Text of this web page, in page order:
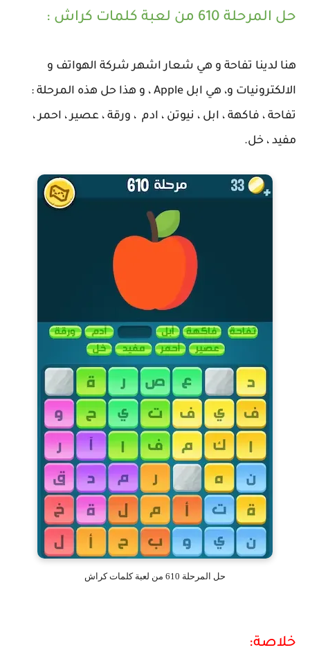
حل المرحلة 610 من لعبة كلمات كراش :
هنا لدينا تفاحة و هي شعار اشهر شركة الهواتف و
الالكترونيات و، هي ابل Apple ، و هذا حل هذه المرحلة :
تفاحة ، فاكهة ، ابل ، نيوتن ، ادم ، ورقة ، عصير ، احمر ،
مفيد ، خل.
حل المرحلة 610 من لعبة كلمات كراش
خلاصة: